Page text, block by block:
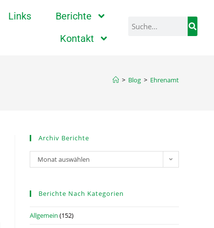
Links
Berichte
Kontakt
> Blog > Ehrenamt
Archiv Berichte
Monat auswählen
Berichte Nach Kategorien
Allgemein (152)